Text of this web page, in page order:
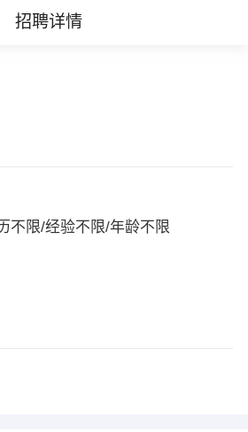
招聘详情
不限/经验不限/年龄不限